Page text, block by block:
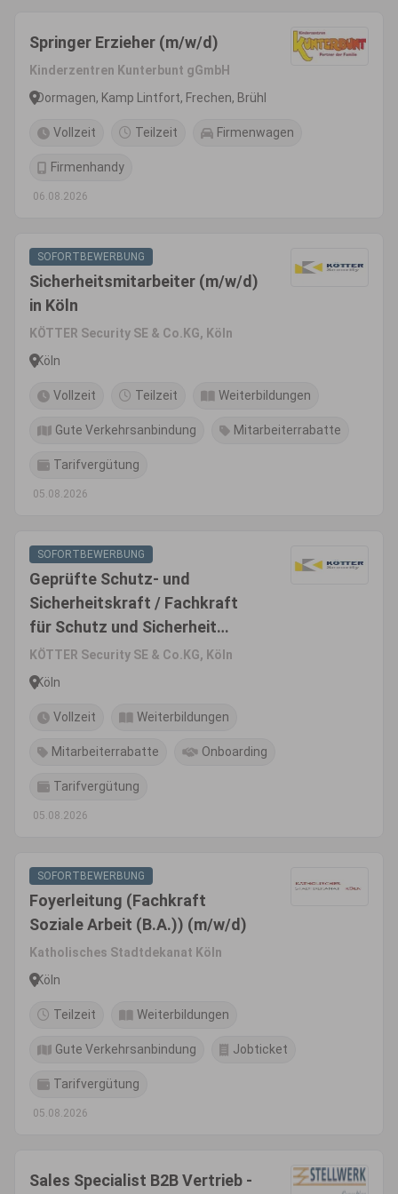
Springer Erzieher (m/w/d)
Kinderzentren Kunterbunt gGmbH
Dormagen, Kamp Lintfort, Frechen, Brühl
Vollzeit Teilzeit Firmenwagen
Firmenhandy
06.08.2026
SOFORTBEWERBUNG
Sicherheitsmitarbeiter (m/w/d)
in Köln
KÖTTER Security SE & Co.KG, Köln
Köln
Vollzeit Teilzeit Weiterbildungen
Gute Verkehrsanbindung Mitarbeiterrabatte
Tarifvergütung
05.08.2026
SOFORTBEWERBUNG
Geprüfte Schutz- und
Sicherheitskraft / Fachkraft
für Schutz und Sicherheit
(m/w/d) - Raum Köln
KÖTTER Security SE & Co.KG, Köln
Köln
Vollzeit Weiterbildungen
Mitarbeiterrabatte Onboarding
Tarifvergütung
05.08.2026
SOFORTBEWERBUNG
Foyerleitung (Fachkraft
Soziale Arbeit (B.A.)) (m/w/d)
Katholisches Stadtdekanat Köln
Köln
Teilzeit Weiterbildungen
Gute Verkehrsanbindung Jobticket
Tarifvergütung
05.08.2026
Sales Specialist B2B Vertrieb -